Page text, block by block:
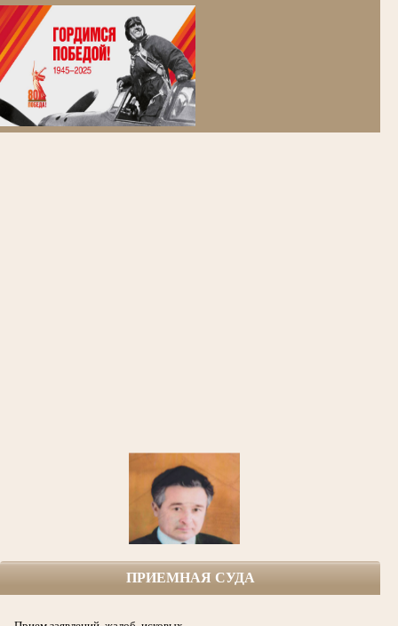
Софин Рафаил Ефимович (1925-1999гг.) народный судья,
ПРИЕМНАЯ СУДА